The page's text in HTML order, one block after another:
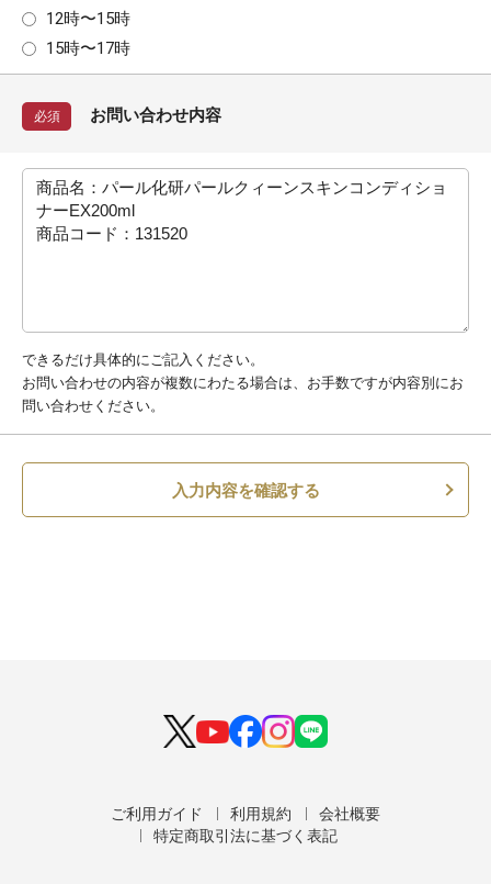
12時〜15時
15時〜17時
必須 お問い合わせ内容
できるだけ具体的にご記入ください。
お問い合わせの内容が複数にわたる場合は、お手数ですが内容別にお
問い合わせください。
入力内容を確認する
ご利用ガイド 利用規約
会社概要
特定商取引法に基づく表記